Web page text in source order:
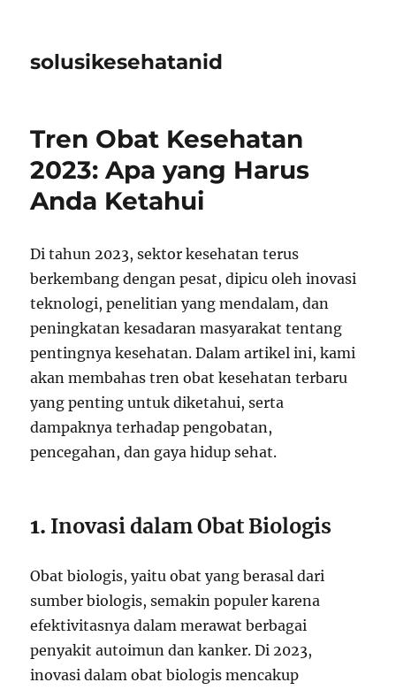
solusikesehatanid
Tren Obat Kesehatan
2023: Apa yang Harus
Anda Ketahui
Di tahun 2023, sektor kesehatan terus
berkembang dengan pesat, dipicu oleh inovasi
teknologi, penelitian yang mendalam, dan
peningkatan kesadaran masyarakat tentang
pentingnya kesehatan. Dalam artikel ini, kami
akan membahas tren obat kesehatan terbaru
yang penting untuk diketahui, serta
dampaknya terhadap pengobatan,
pencegahan, dan gaya hidup sehat.
1. Inovasi dalam Obat Biologis
Obat biologis, yaitu obat yang berasal dari
sumber biologis, semakin populer karena
efektivitasnya dalam merawat berbagai
penyakit autoimun dan kanker. Di 2023,
inovasi dalam obat biologis mencakup